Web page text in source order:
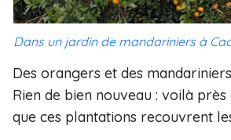
Dans un jardin de mandariniers à
Des orangers et des
Rien de bien nouveau : voilà près
que ces plantations recouvrent